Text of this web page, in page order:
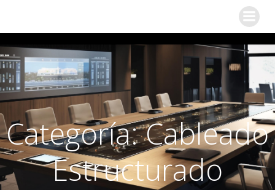
Categoría: Cableado
Estructurado